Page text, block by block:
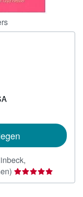
Verkäuferbewertung
5